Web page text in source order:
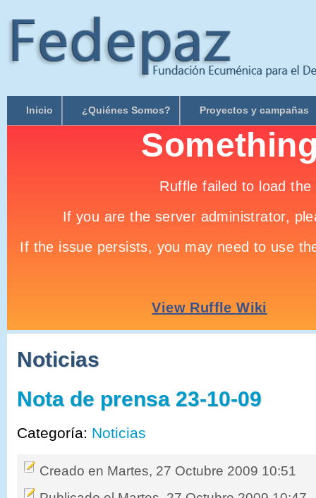
Inicio ¿Quiénes Somos? Proyectos y campañas
Noticias
Nota de prensa 23-10-09
Categoría: Noticias
Creado en Martes, 27 Octubre 2009 10:51